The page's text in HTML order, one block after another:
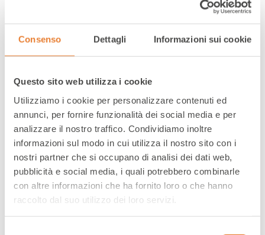
Consenso Dettagli Informazioni sui cookie
Questo sito web utilizza i cookie
Utilizziamo i cookie per personalizzare contenuti ed
annunci, per fornire funzionalità dei social media e per
analizzare il nostro traffico. Condividiamo inoltre
informazioni sul modo in cui utilizza il nostro sito con i
nostri partner che si occupano di analisi dei dati web,
pubblicità e social media, i quali potrebbero combinarle
con altre informazioni che ha fornito loro o che hanno
raccolto dal suo utilizzo dei loro servizi.
ELEVA LA TUA CUSTOMER CARE
Agiamo come punto di riferimento diretto tra il
brand e i consumatori, grazie a un team di servizio
clienti altamente specializzato e pronto a
soddisfare ogni esigenza. Supportati da strumenti
avanzati basati su intelligenza artificiale, gli
operatori garantiscono risposte rapide, accurate
ed efficaci, migliorando l’esperienza del cliente.